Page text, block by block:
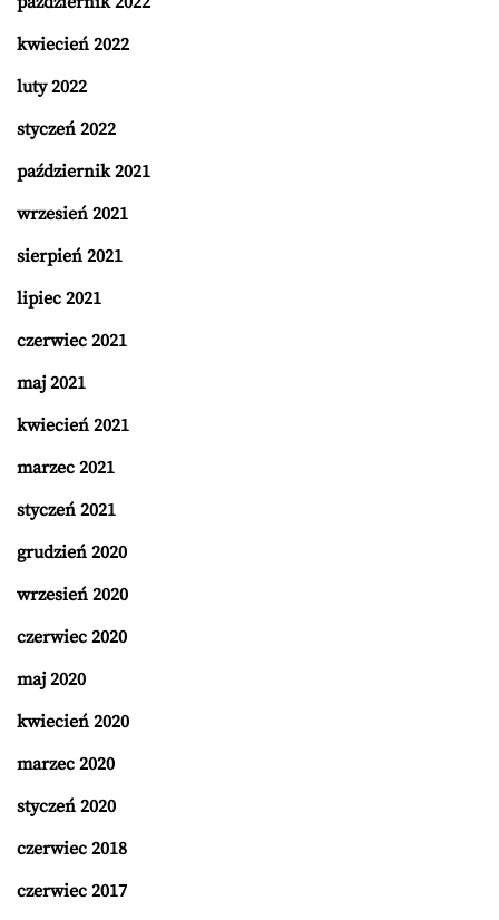
kwiecień 2022
luty 2022
styczeń 2022
październik 2021
wrzesień 2021
sierpień 2021
lipiec 2021
czerwiec 2021
maj 2021
kwiecień 2021
marzec 2021
styczeń 2021
grudzień 2020
wrzesień 2020
czerwiec 2020
maj 2020
kwiecień 2020
marzec 2020
styczeń 2020
czerwiec 2018
czerwiec 2017